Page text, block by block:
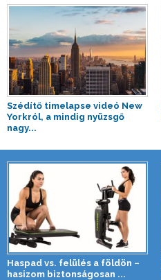
Szédítő timelapse videó New
Yorkról, a mindig nyüzsgő
nagy...
Haspad vs. felülés a földön –
hasizom biztonságosan ...